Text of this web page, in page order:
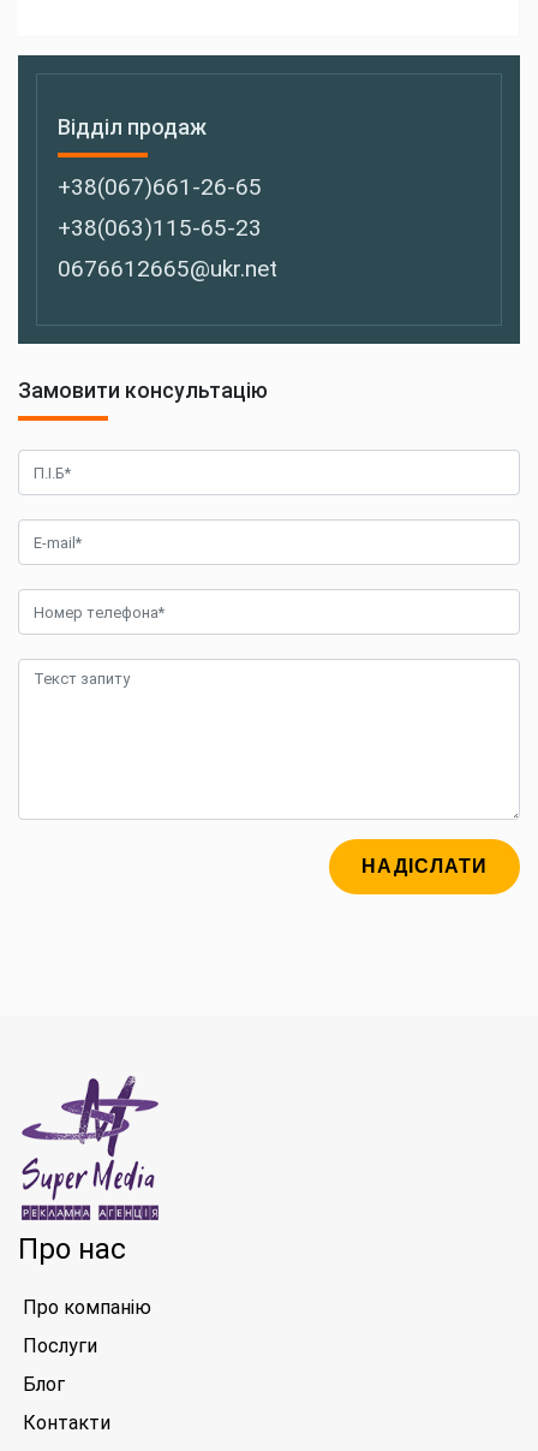
Відділ продаж
+38(067)661-26-65
+38(063)115-65-23
0676612665@ukr.net
Замовити консультацію
НАДІСЛАТИ
Про нас
Про компанію
Послуги
Блог
Контакти